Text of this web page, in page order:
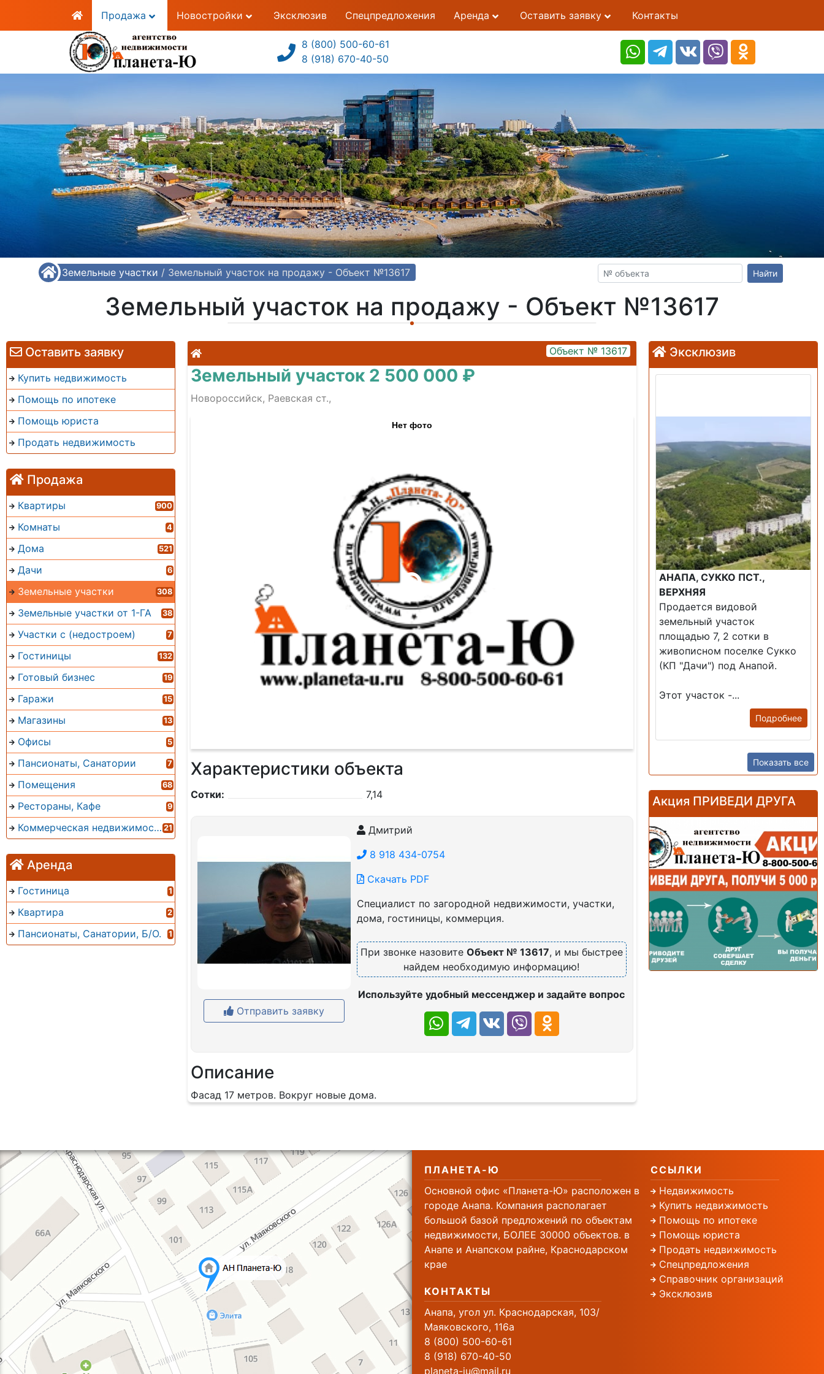
Продажа Новостройки Эксклюзив Спецпредложения Аренда Оставить заявку Контакты
8 (800) 500-60-61
8 (918) 670-40-50
/ Земельные участки / Земельный участок на продажу - Объект №13617 Найти
Земельный участок на продажу - Объект №13617
Оставить заявку
Купить недвижимость
Помощь по ипотеке
Помощь юриста
Продать недвижимость
Продажа
Квартиры 900
Комнаты 4
Дома 521
Дачи 6
Земельные участки 308
Земельные участки от 1-ГА 38
Участки с (недостроем) 7
Гостиницы 132
Готовый бизнес 19
Гаражи 15
Магазины 13
Офисы 5
Пансионаты, Санатории 7
Помещения 68
Рестораны, Кафе 9
Коммерческая недвижимость 21
Аренда
Гостиница 1
Квартира 2
Пансионаты, Санатории, Б/О. 1
Объект № 13617
Земельный участок 2 500 000 ₽
Новороссийск, Раевская ст.,
Нет фото
Характеристики объекта
Сотки: 7,14
Отправить заявку
Дмитрий
8 918 434-0754
Скачать PDF
Специалист по загородной недвижимости, участки,
дома, гостиницы, коммерция.
При звонке назовите Объект № 13617, и мы быстрее
найдем необходимую информацию!
Используйте удобный мессенджер и задайте вопрос
Описание
Фасад 17 метров. Вокруг новые дома.
Эксклюзив
АНАПА, СУККО ПСТ.,
ВЕРХНЯЯ
Продается видовой
земельный участок
площадью 7, 2 сотки в
живописном поселке Сукко
(КП "Дачи") под Анапой.
Этот участок -...
Подробнее
Показать все
Акция ПРИВЕДИ ДРУГА
ПЛАНЕТА-Ю
Основной офис «Планета-Ю» расположен в
городе Анапа. Компания располагает
большой базой предложений по объектам
недвижимости, БОЛЕЕ 30000 объектов. в
Анапе и Анапском райне, Краснодарском
крае
КОНТАКТЫ
Анапа, угол ул. Краснодарская, 103/
Маяковского, 116а
8 (800) 500-60-61
8 (918) 670-40-50
planeta-ju@mail.ru
ССЫЛКИ
Недвижимость
Купить недвижимость
Помощь по ипотеке
Помощь юриста
Продать недвижимость
Спецпредложения
Справочник организаций
Эксклюзив